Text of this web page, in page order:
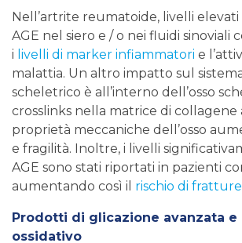
Nell’artrite reumatoide, livelli elevati
AGE nel siero e / o nei fluidi sinoviali
i livelli di marker infiammatori e
malattia. Un altro impatto sul
scheletrico è all’interno dell’osso
crosslinks nella matrice di collagene
proprietà meccaniche dell’osso
e fragilità. Inoltre, i livelli
AGE sono stati riportati in pazienti
aumentando così il rischio di fratture
Prodotti di glicazione avanzata e
ossidativo